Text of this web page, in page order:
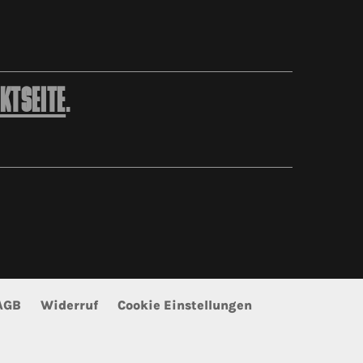
.
Widerruf Cookie Einstellungen